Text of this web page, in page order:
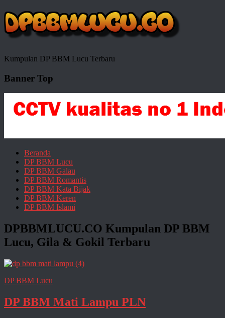
Kumpulan DP BBM Lucu Terbaru
Banner Top
Beranda
DP BBM Lucu
DP BBM Galau
DP BBM Romantis
DP BBM Kata Bijak
DP BBM Keren
DP BBM Islami
DPBBMLUCU.CO Kumpulan DP BBM
Lucu, Gila & Gokil Terbaru
DP BBM Lucu
DP BBM Mati Lampu PLN